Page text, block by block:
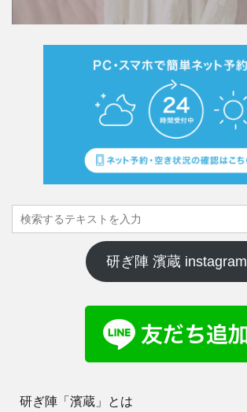
研ぎ陣 濱蔵 instagram
研ぎ陣「濱蔵」とは